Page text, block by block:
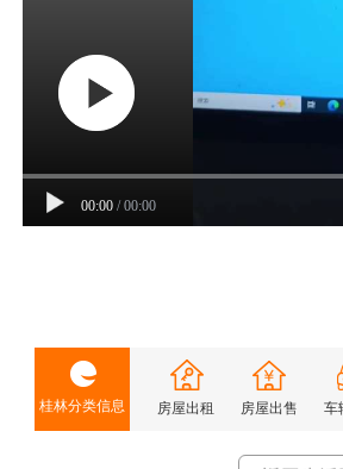
00:00 / 00:00
桂林分类信息 房屋出租 房屋出售 车